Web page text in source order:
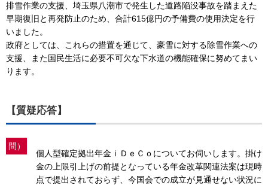
排雪作業の支援、埼玉県八潮市で発生した道路陥没事故を踏まえた
早期復旧と再発防止のため、合計615億円の予備費の使用決定を行
いました。
政府としては、これらの措置を通じて、豪雪に対する除雪作業への
支援、また国民生活に必要不可欠な下水道の機能確保に努めてまい
ります。
【質疑応答】
問）
個人型確定拠出年金ｉＤｅＣｏについてお伺いします。掛け
金の上限引上げの前提となっている年金改革関連法案は現時
点で提出されておらず、今国会での成立が見通せない状況に